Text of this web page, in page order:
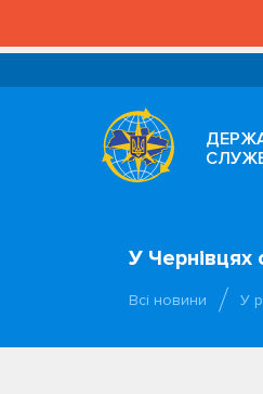
У
Всі новини У